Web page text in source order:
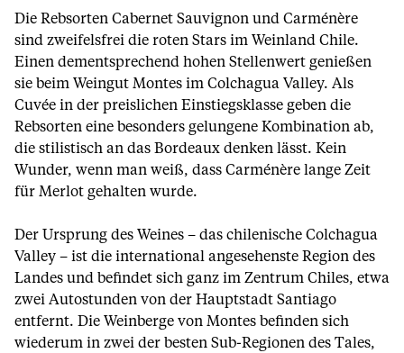
Die Rebsorten Cabernet Sauvignon und Carménère
sind zweifelsfrei die roten Stars im Weinland Chile.
Einen dementsprechend hohen Stellenwert genießen
sie beim Weingut Montes im Colchagua Valley. Als
Cuvée in der preislichen Einstiegsklasse geben die
Rebsorten eine besonders gelungene Kombination ab,
die stilistisch an das Bordeaux denken lässt. Kein
Wunder, wenn man weiß, dass Carménère lange Zeit
für Merlot gehalten wurde.
Der Ursprung des Weines – das chilenische Colchagua
Valley – ist die international angesehenste Region des
Landes und befindet sich ganz im Zentrum Chiles, etwa
zwei Autostunden von der Hauptstadt Santiago
entfernt. Die Weinberge von Montes befinden sich
wiederum in zwei der besten Sub-Regionen des Tales,